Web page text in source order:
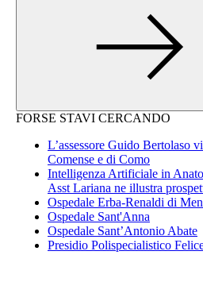
FORSE STAVI CERCANDO
L’assessore Guido Bertolaso
Comense e di Como
Intelligenza Artificiale in
Asst Lariana ne illustra
Ospedale Erba-Renaldi di
Ospedale Sant'Anna
Ospedale Sant’Antonio Abate
Presidio Polispecialistico